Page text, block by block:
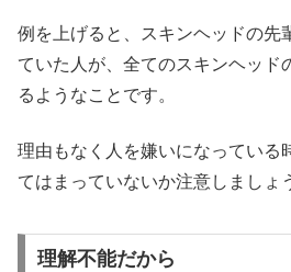
例を上げると、スキンヘッドの先
ていた人が、全てのスキンヘッド
るようなことです。
理由もなく人を嫌いになっている
てはまっていないか注意しましょ
理解不能だから